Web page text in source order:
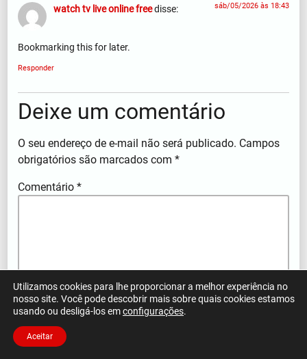
watch tv live online freedisse: sáb/05/2026 às 18:43
Bookmarking this for later.
Responder
Deixe um comentário
O seu endereço de e-mail não será publicado. Campos
obrigatórios são marcados com*
Comentário*
Utilizamos cookies para lhe proporcionar a melhor experiência no
nosso site. Você pode descobrir mais sobre quais cookies estamos
usando ou desligá-los emconfigurações.
Aceitar